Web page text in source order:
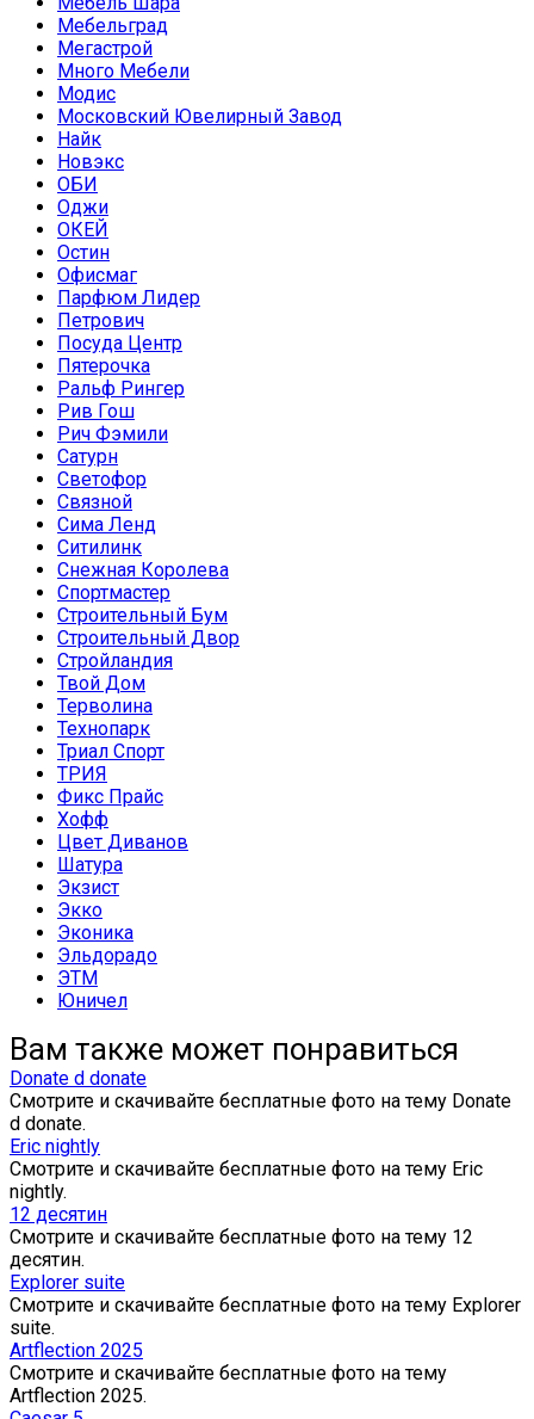
Мебельград
Мегастрой
Много Мебели
Модис
Московский Ювелирный Завод
Найк
Новэкс
ОБИ
Оджи
ОКЕЙ
Остин
Офисмаг
Парфюм Лидер
Петрович
Посуда Центр
Пятерочка
Ральф Рингер
Рив Гош
Рич Фэмили
Сатурн
Светофор
Связной
Сима Ленд
Ситилинк
Снежная Королева
Спортмастер
Строительный Бум
Строительный Двор
Стройландия
Твой Дом
Терволина
Технопарк
Триал Спорт
ТРИЯ
Фикс Прайс
Хофф
Цвет Диванов
Шатура
Экзист
Экко
Эконика
Эльдорадо
ЭТМ
Юничел
Вам также может понравиться
Donate d donate
Смотрите и скачивайте бесплатные фото на тему Donate
d donate.
Eric nightly
Смотрите и скачивайте бесплатные фото на тему Eric
nightly.
12 десятин
Смотрите и скачивайте бесплатные фото на тему 12
десятин.
Explorer suite
Смотрите и скачивайте бесплатные фото на тему Explorer
suite.
Artflection 2025
Смотрите и скачивайте бесплатные фото на тему
Artflection 2025.